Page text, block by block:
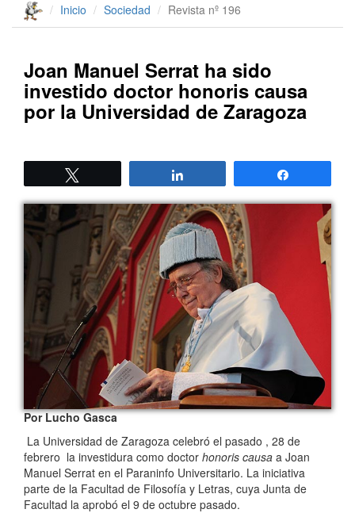
Inicio Sociedad Revista nº 196
Joan Manuel Serrat ha sido
investido doctor honoris causa
por la Universidad de Zaragoza
Por Lucho Gasca
La Universidad de Zaragoza celebró el pasado , 28 de
febrero la investidura como doctor honoris causa a Joan
Manuel Serrat en el Paraninfo Universitario. La iniciativa
parte de la Facultad de Filosofía y Letras, cuya Junta de
Facultad la aprobó el 9 de octubre pasado.